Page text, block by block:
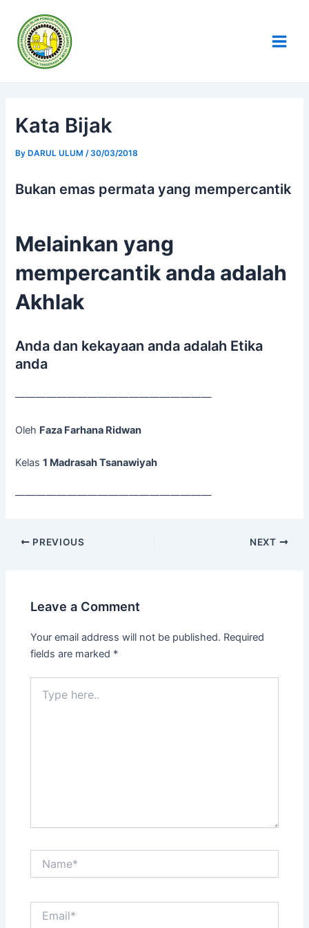
content
Kata Bijak
By DARUL ULUM/30/03/2018
Bukan emas permata yang mempercantik
Melainkan yang
mempercantik anda adalah
Akhlak
Anda dan kekayaan anda adalah Etika
anda
———————————————————
Oleh Faza Farhana Ridwan
Kelas1 Madrasah Tsanawiyah
———————————————————
navigation
PREVIOUS NEXT
Leave a Comment
Your email address will not be published. Required
fields are marked *
here..